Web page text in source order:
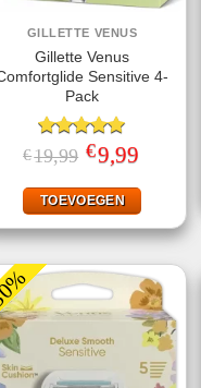
GILLETTE VENUS
Gillette Venus
Sensitive 4-
Pack
Gewaardeerd
5.00 uit 5
€19,99 Oorspronkelijke
prijs
€19,99.
€9,99Huidige
€9,99.
TOEVOEGEN